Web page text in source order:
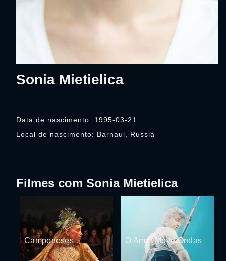
Sonia Mietielica
Data de nascimento: 1995-03-21
Local de nascimento: Barnaul, Russia
Filmes com Sonia Mietielica
Camponeses O Amor Move Ondas